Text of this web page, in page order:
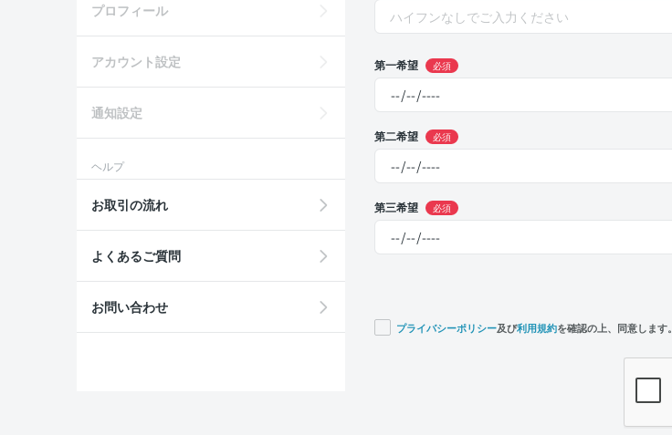
第一希望 必須
第二希望 必須
第三希望 必須
プライバシーポリシー及び利用規約を確認の上、同意します。
プロフィール
アカウント設定
通知設定
ヘルプ
お取引の流れ
よくあるご質問
お問い合わせ